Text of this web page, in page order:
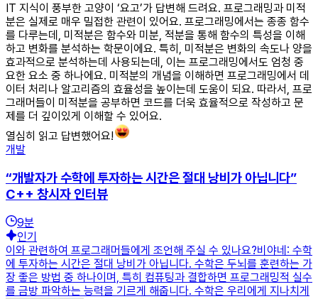
IT 지식이 풍부한 고양이 ‘요고’가 답변해 드려요. 프로그래밍과 미적
분은 실제로 매우 밀접한 관련이 있어요. 프로그래밍에서는 종종 함수
를 다루는데, 미적분은 함수와 미분, 적분을 통해 함수의 특성을 이해
하고 변화를 분석하는 학문이에요. 특히, 미적분은 변화의 속도나 양을
효과적으로 분석하는데 사용되는데, 이는 프로그래밍에서도 엄청 중
요한 요소 중 하나에요. 미적분의 개념을 이해하면 프로그래밍에서 데
이터 처리나 알고리즘의 효율성을 높이는데 도움이 되요. 따라서, 프로
그래머들이 미적분을 공부하면 코드를 더욱 효율적으로 작성하고 문
제를 더 깊이있게 이해할 수 있어요.
열심히 읽고 답변했어요!
개발
“개발자가 수학에 투자하는 시간은 절대 낭비가 아닙니다”
C++ 창시자 인터뷰
9분
인기
이와 관련하여 프로그래머들에게 조언해 주실 수 있나요?비야네: 수학
에 투자하는 시간은 절대 낭비가 아닙니다. 수학은 두뇌를 훈련하는 가
장 좋은 방법 중 하나이며, 특히 컴퓨팅과 결합하면 프로그래밍적 실수
를 금방 파악하는 능력을 기르게 해줍니다. 수학은 우리에게 지나치게